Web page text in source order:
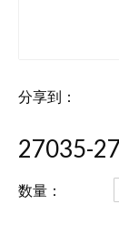
分享到：
27035-
数量：